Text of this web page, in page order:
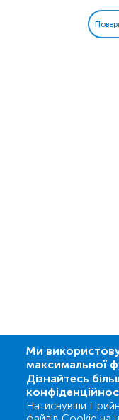
Ми
максимальної
Дізнайтесь
Натиснувши